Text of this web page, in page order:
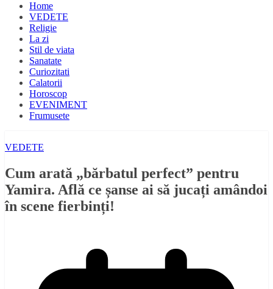
Home
VEDETE
Religie
La zi
Stil de viata
Sanatate
Curiozitati
Calatorii
Horoscop
EVENIMENT
Frumusete
VEDETE
Cum arată „bărbatul perfect” pentru
Yamira. Află ce șanse ai să jucați amândoi
în scene fierbinți!